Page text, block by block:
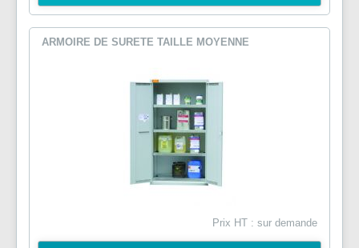
ARMOIRE DE SURETE TAILLE MOYENNE
Prix HT : sur demande